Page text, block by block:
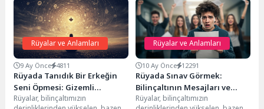
Rüyalar ve Anlamları
9 Ay Önce 4811
Rüyada Tanıdık Bir Erkeğin
Seni Öpmesi: Gizemli
Mesajlar
Rüyalar, bilinçaltımızın
Rüyalar ve Anlamları
10 Ay Önce 12291
Rüyada Sınav Görmek:
Bilinçaltının Mesajları ve
Derin Anlamları
Rüyalar, bilinçaltımızın